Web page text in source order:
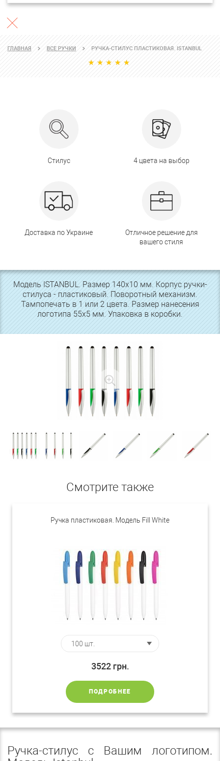
ГЛАВНАЯ ВСЕ РУЧКИ РУЧКА-СТИЛУС ПЛАСТИКОВАЯ. ISTANBUL
Стилус 4 цвета на выбор
Доставка по Украине
Отличное решение для
вашего стиля
Модель ISTANBUL. Размер 140х10 мм. Корпус ручки-
стилуса - пластиковый. Поворотный механизм.
Тампопечать в 1 или 2 цвета. Размер нанесения
логотипа 55х5 мм. Упаковка в коробки.
Смотрите также
Ручка пластиковая. Модель Fill White
3522 грн.
ПОДРОБНЕЕ
Ручка-стилус с Вашим логотипом.